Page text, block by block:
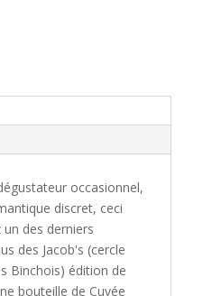
occasionnel,
discret, ceci
des derniers
des Jacob's (cercle
Binchois) édition de
bouteille de Cuvée